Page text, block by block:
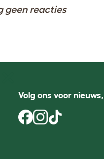
geen reacties
Volg ons voor